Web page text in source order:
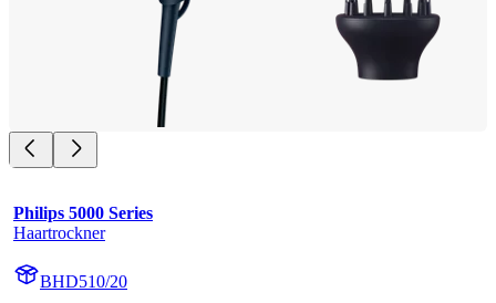
Philips 5000 Series
Haartrockner
BHD510/20